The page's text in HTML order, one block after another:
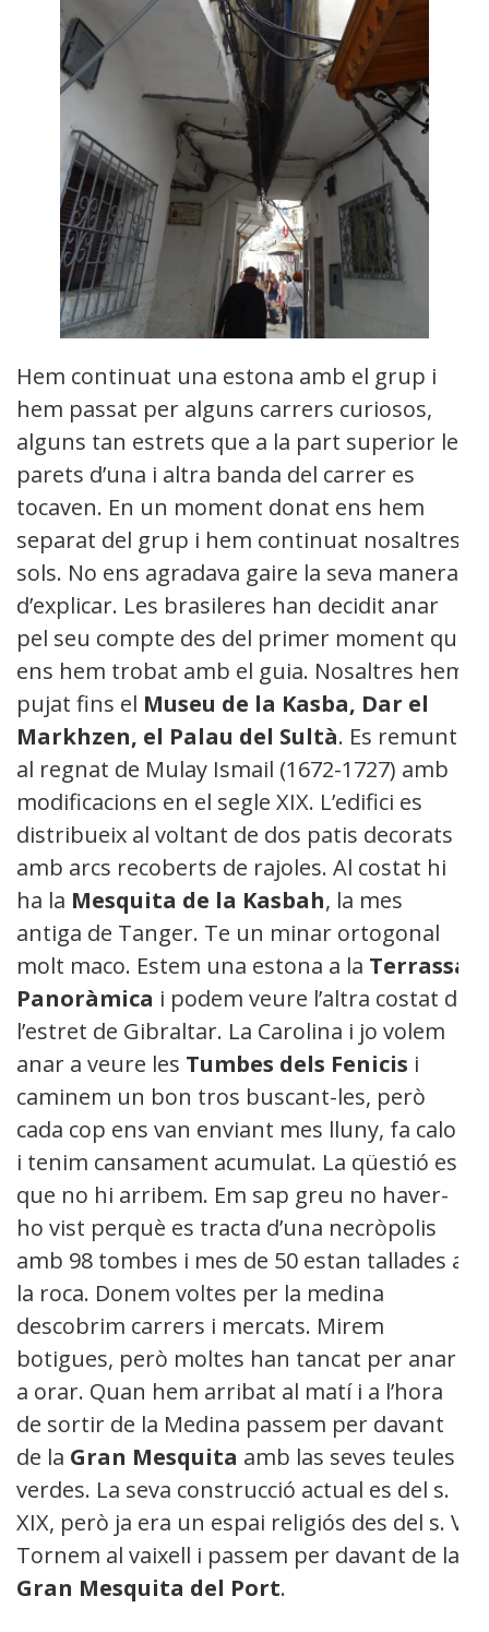
Hem continuat una estona amb el grup i
hem passat per alguns carrers curiosos,
alguns tan estrets que a la part superior les
parets d’una i altra banda del carrer es
tocaven. En un moment donat ens hem
separat del grup i hem continuat nosaltres
sols. No ens agradava gaire la seva manera
d’explicar. Les brasileres han decidit anar
pel seu compte des del primer moment que
ens hem trobat amb el guia. Nosaltres hem
pujat fins el Museu de la Kasba, Dar el
Markhzen, el Palau del Sultà. Es remunta
al regnat de Mulay Ismail (1672-1727) amb
modificacions en el segle XIX. L’edifici es
distribueix al voltant de dos patis decorats
amb arcs recoberts de rajoles. Al costat hi
ha la Mesquita de la Kasbah, la mes
antiga de Tanger. Te un minar ortogonal
molt maco. Estem una estona a la Terrassa
Panoràmica i podem veure l’altra costat de
l’estret de Gibraltar. La Carolina i jo volem
anar a veure les Tumbes dels Fenicis i
caminem un bon tros buscant-les, però
cada cop ens van enviant mes lluny, fa calor
i tenim cansament acumulat. La qüestió es
que no hi arribem. Em sap greu no haver-
ho vist perquè es tracta d’una necròpolis
amb 98 tombes i mes de 50 estan tallades a
la roca. Donem voltes per la medina
descobrim carrers i mercats. Mirem
botigues, però moltes han tancat per anar
a orar. Quan hem arribat al matí i a l’hora
de sortir de la Medina passem per davant
de la Gran Mesquita amb las seves teules
verdes. La seva construcció actual es del s.
XIX, però ja era un espai religiós des del s. V.
Tornem al vaixell i passem per davant de la
Gran Mesquita del Port.